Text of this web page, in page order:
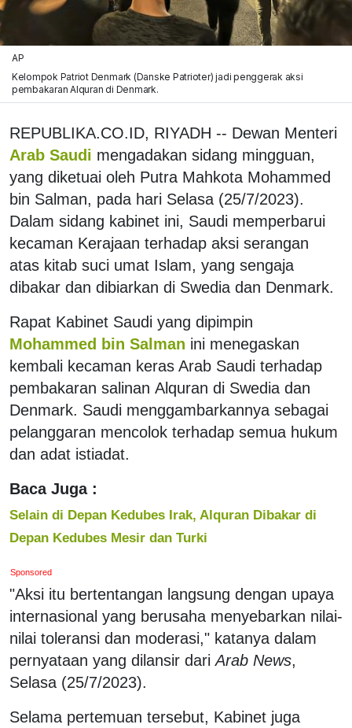
AP
Kelompok Patriot Denmark (Danske Patrioter) jadi penggerak aksi
pembakaran Alquran di Denmark.
REPUBLIKA.CO.ID, RIYADH -- Dewan Menteri
Arab Saudi mengadakan sidang mingguan,
yang diketuai oleh Putra Mahkota Mohammed
bin Salman, pada hari Selasa (25/7/2023).
Dalam sidang kabinet ini, Saudi memperbarui
kecaman Kerajaan terhadap aksi serangan
atas kitab suci umat Islam, yang sengaja
dibakar dan dibiarkan di Swedia dan Denmark.
Rapat Kabinet Saudi yang dipimpin
Mohammed bin Salman ini menegaskan
kembali kecaman keras Arab Saudi terhadap
pembakaran salinan Alquran di Swedia dan
Denmark. Saudi menggambarkannya sebagai
pelanggaran mencolok terhadap semua hukum
dan adat istiadat.
Baca Juga :
Selain di Depan Kedubes Irak, Alquran Dibakar di
Depan Kedubes Mesir dan Turki
Sponsored
"Aksi itu bertentangan langsung dengan upaya
internasional yang berusaha menyebarkan nilai-
nilai toleransi dan moderasi," katanya dalam
pernyataan yang dilansir dariArab News,
Selasa (25/7/2023).
Selama pertemuan tersebut, Kabinet juga